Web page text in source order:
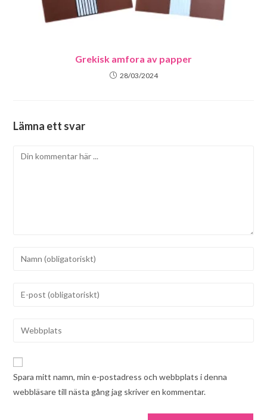
Grekisk amfora av papper
28/03/2024
Lämna ett svar
Spara mitt namn, min e-postadress och webbplats i denna
webbläsare till nästa gång jag skriver en kommentar.